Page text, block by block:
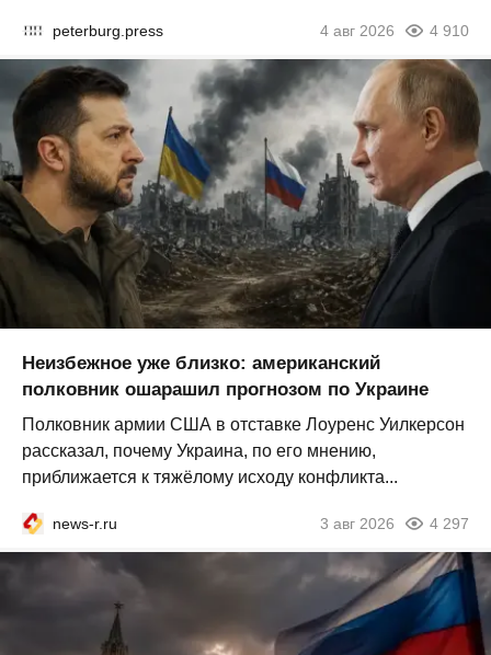
peterburg.press 4 авг 2026 4 910
Неизбежное уже близко: американский
полковник ошарашил прогнозом по Украине
Полковник армии США в отставке Лоуренс Уилкерсон
рассказал, почему Украина, по его мнению,
приближается к тяжёлому исходу конфликта...
news-r.ru 3 авг 2026 4 297